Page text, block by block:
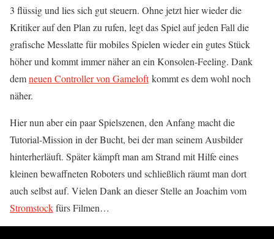
3 flüssig und lies sich gut steuern. Ohne jetzt hier wieder die
Kritiker auf den Plan zu rufen, legt das Spiel auf jeden Fall die
grafische Messlatte für mobiles Spielen wieder ein gutes Stück
höher und kommt immer näher an ein Konsolen-Feeling. Dank
demneuen Controller von Gameloftkommt es dem wohl noch
näher.
Hier nun aber ein paar Spielszenen, den Anfang macht die
Tutorial-Mission in der Bucht, bei der man seinem Ausbilder
hinterherläuft. Später kämpft man am Strand mit Hilfe eines
kleinen bewaffneten Roboters und schließlich räumt man dort
auch selbst auf. Vielen Dank an dieser Stelle an Joachim vom
Stromstockfürs Filmen…